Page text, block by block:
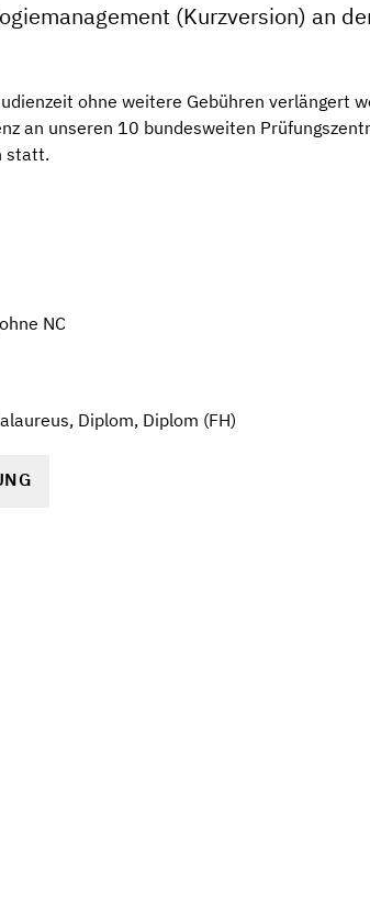
(Kurzversion) an
ohne weitere Gebühren verlängert
an unseren 10 bundesweiten
statt.
NC
Diplom, Diplom (FH)